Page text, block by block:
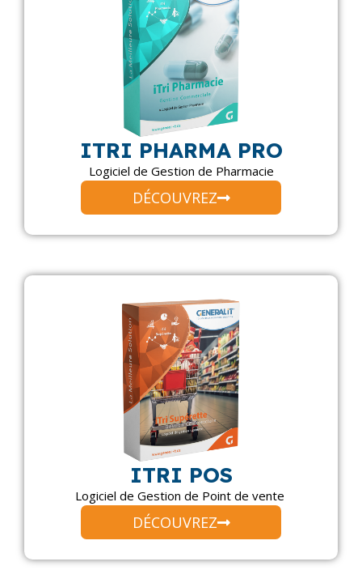
ITRI PHARMA PRO
Logiciel de Gestion de Pharmacie
DÉCOUVREZ
ITRI POS
Logiciel de Gestion de Point de vente
DÉCOUVREZ